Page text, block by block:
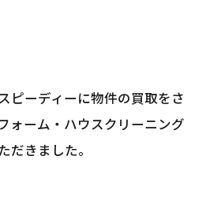
ピーディーに物件の買取をさ
ォーム・ハウスクリーニング
だきました。